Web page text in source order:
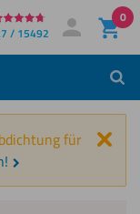
/ 15492 Mein Konto
Anmelden
0
für